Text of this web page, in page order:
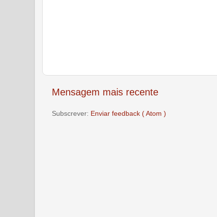
Mensagem mais recente
Subscrever: Enviar feedback ( Atom )